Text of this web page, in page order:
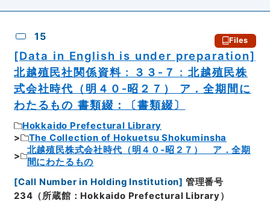
15 Files
[Data in English is under preparation]
北越殖民社関係資料 : ３３‐７ : 北越殖民株
式会社時代（明４０‐昭２７） ア．全期間に
わたるもの 書類綴：〔書類綴〕
Hokkaido Prefectural Library
The Collection of Hokuetsu Shokuminsha
北越殖民株式会社時代（明４０‐昭２７） ア．全期
間にわたるもの
[Call Number in Holding Institution] 管理番号
234（所蔵館：Hokkaido Prefectural Library）